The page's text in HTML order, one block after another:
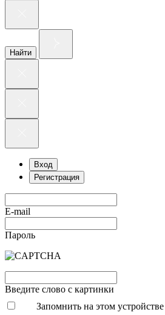
Найти
Вход
Регистрация
E-mail
Пароль
Введите слово с картинки
Запомнить на этом устройстве